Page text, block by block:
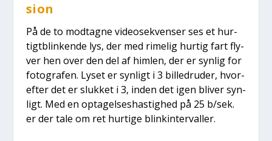
sion
På de to mod­tag­ne video­se­kven­ser ses et hur­
tigtblin­ken­de lys, der med rime­lig hur­tig fart fly­
ver hen over den del af him­len, der er syn­lig for
foto­gra­fen. Lyset er syn­ligt i 3 bil­led­r­u­der, hvor­
ef­ter det er sluk­ket i 3, inden det igen bli­ver syn­
ligt. Med en opta­gel­ses­ha­stig­hed på 25 b/sek.
er der tale om ret hur­ti­ge blinkin­ter­val­ler.